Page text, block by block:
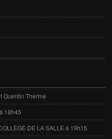
Quentin Therme
18h45
DE LA SALLE à 19h15